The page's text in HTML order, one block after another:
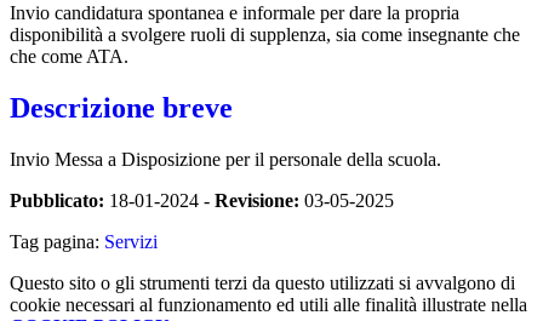
Invio candidatura spontanea e informale per dare la propria
disponibilità a svolgere ruoli di supplenza, sia come insegnante che
che come ATA.
Descrizione breve
Invio Messa a Disposizione per il personale della scuola.
Pubblicato: 18-01-2024 - Revisione: 03-05-2025
Tag pagina: Servizi
Questo sito o gli strumenti terzi da questo utilizzati si avvalgono di
cookie necessari al funzionamento ed utili alle finalità illustrate nella